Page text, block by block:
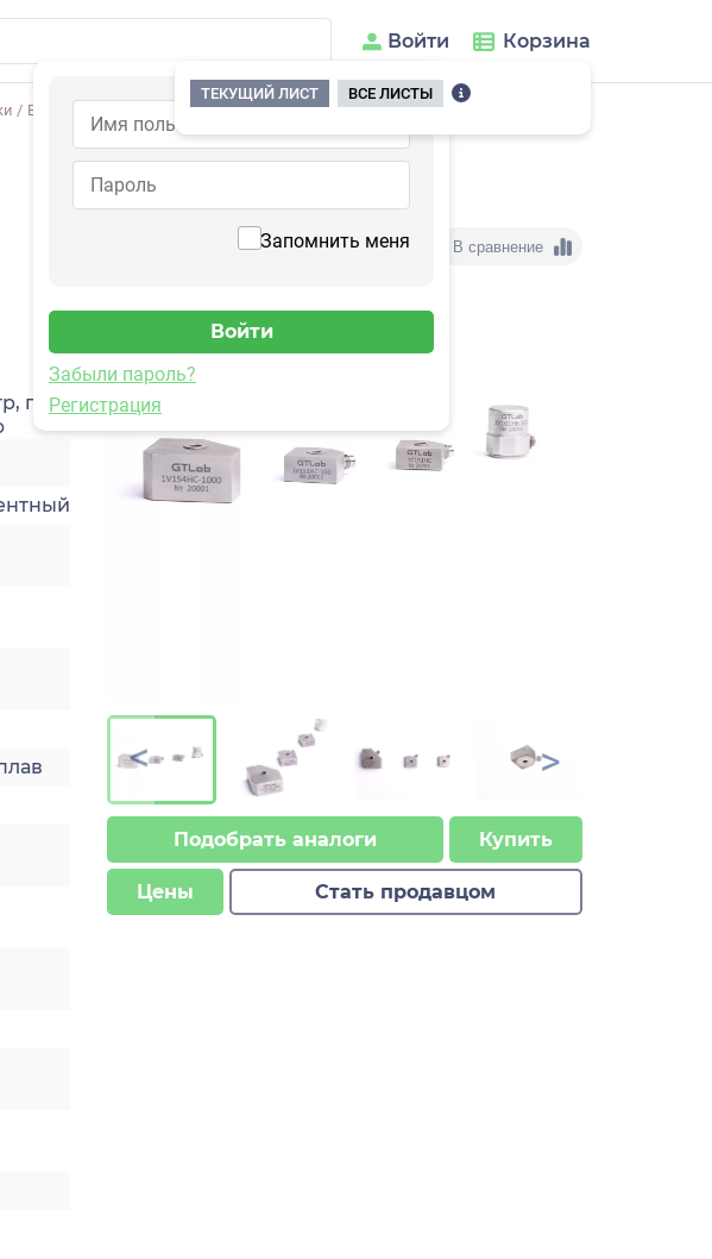
Войти
Запомнить меня
Забыли пароль?
Регистрация
Корзина
ТЕКУЩИЙ ЛИСТ
ВСЕ ЛИСТЫ
/ Виброускорения 1V151HC-10
по
В сравнение
> >
Подобрать аналоги Купить
Цены Стать продавцом